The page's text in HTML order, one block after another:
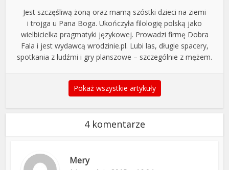
Jest szczęśliwą żoną oraz mamą szóstki dzieci na ziemi
i trojga u Pana Boga. Ukończyła filologię polską jako
wielbicielka pragmatyki językowej. Prowadzi firmę Dobra
Fala i jest wydawcą wrodzinie.pl. Lubi las, długie spacery,
spotkania z ludźmi i gry planszowe – szczególnie z mężem.
Pokaż wszystkie artykuły
4 komentarze
Mery